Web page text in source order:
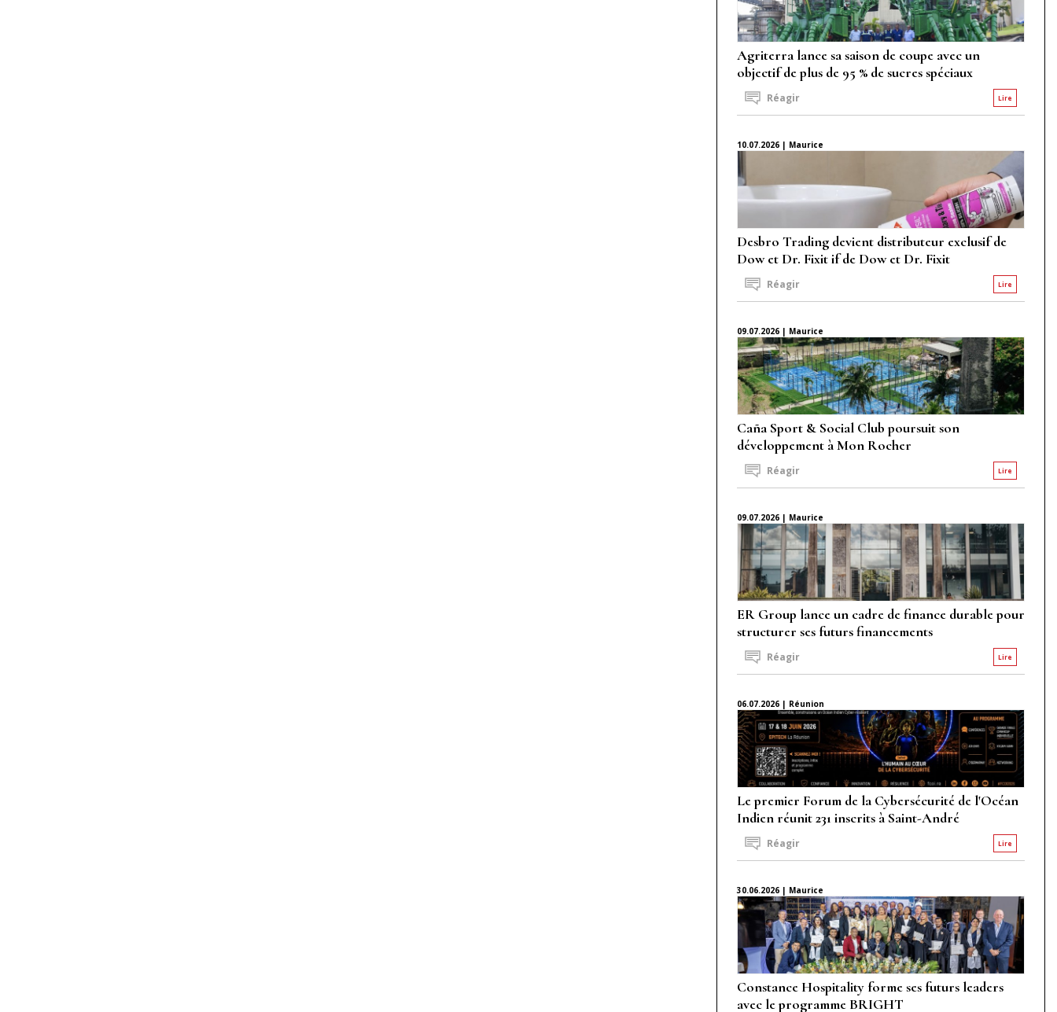
Agriterra lance sa saison de coupe avec un
objectif de plus de 95 % de sucres spéciaux
Lire
Réagir
10.07.2026 | Maurice
Desbro Trading devient distributeur exclusif de
Dow et Dr. Fixit if de Dow et Dr. Fixit
Lire
Réagir
09.07.2026 | Maurice
Caña Sport & Social Club poursuit son
développement à Mon Rocher
Lire
Réagir
09.07.2026 | Maurice
ER Group lance un cadre de finance durable pour
structurer ses futurs financements
Lire
Réagir
06.07.2026 | Réunion
Le premier Forum de la Cybersécurité de l'Océan
Indien réunit 231 inscrits à Saint-André
Lire
Réagir
30.06.2026 | Maurice
Constance Hospitality forme ses futurs leaders
avec le programme BRIGHT